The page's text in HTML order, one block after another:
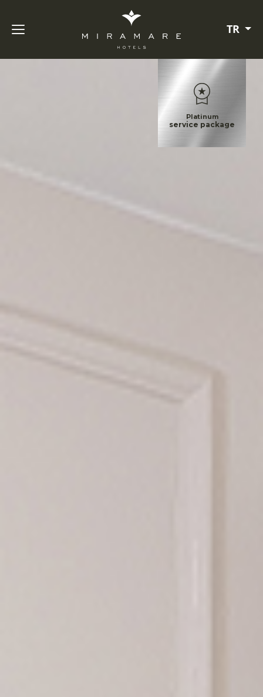
TR
Platinum
service package